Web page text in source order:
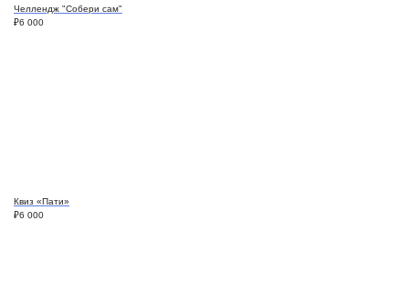
Челлендж "Собери сам"
₽6 000
Квиз «Пати»
₽6 000